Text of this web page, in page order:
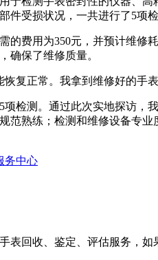
件受损状况，一共进行了5项检
费用为350元，并预计维
确保了维修质量。
复正常。我拿到维修好的手
检测。通过此次实地探访，
熟练；检测和维修设备专
务中心
表回收、鉴定、评估服务，如